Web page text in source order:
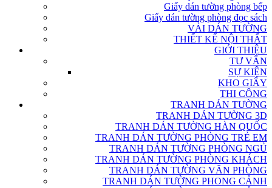
Giấy dán tường phòng bếp
Giấy dán tường phòng đọc sách
VẢI DÁN TƯỜNG
THIẾT KẾ NỘI THẤT
GIỚI THIỆU
TƯ VẤN
SỰ KIỆN
KHO GIẤY
THI CÔNG
TRANH DÁN TƯỜNG
TRANH DÁN TƯỜNG 3D
TRANH DÁN TƯỜNG HÀN QUỐC
TRANH DÁN TƯỜNG PHÒNG TRẺ EM
TRANH DÁN TƯỜNG PHÒNG NGỦ
TRANH DÁN TƯỜNG PHÒNG KHÁCH
TRANH DÁN TƯỜNG VĂN PHÒNG
TRANH DÁN TƯỜNG PHONG CẢNH